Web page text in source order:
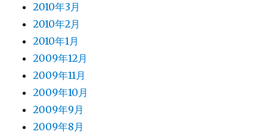
2010年3月
2010年2月
2010年1月
2009年12月
2009年11月
2009年10月
2009年9月
2009年8月